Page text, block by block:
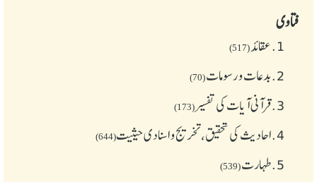
فتاوی
1. عقائد(517)
2. بدعات و رسومات(70)
3. قرآنی آیات کی تفسیر(173)
4. احادیث کی تحقیق، تخریج و اسنادی حیثیت(644)
5. طهارت(539)